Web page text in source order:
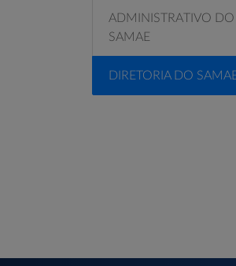
ADMINISTRATIVO DO
SAMAE
DIRETORIA DO